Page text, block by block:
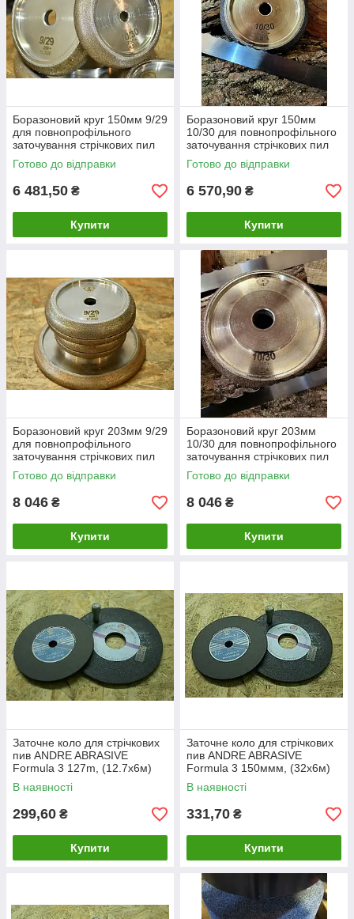
Боразоновий круг 150мм 9/29
для повнопрофільного
заточування стрічкових пил
Готово до відправки
6 481,50 ₴
Купити
Боразоновий круг 150мм
10/30 для повнопрофільного
заточування стрічкових пил
Готово до відправки
6 570,90 ₴
Купити
Боразоновий круг 203мм 9/29
для повнопрофільного
заточування стрічкових пил
Готово до відправки
8 046 ₴
Купити
Боразоновий круг 203мм
10/30 для повнопрофільного
заточування стрічкових пил
Готово до відправки
8 046 ₴
Купити
Заточне коло для стрічкових
пив ANDRE ABRASIVE
Formula 3 127m, (12.7x6м)
В наявності
299,60 ₴
Купити
Заточне коло для стрічкових
пив ANDRE ABRASIVE
Formula 3 150ммм, (32x6м)
В наявності
331,70 ₴
Купити